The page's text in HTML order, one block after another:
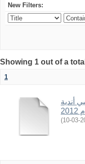
New Filters:
Showing 1 out of a
1
أندية
)